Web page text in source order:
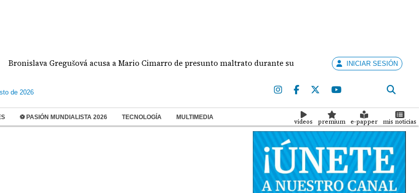
Gregušová acusa a Mario Cimarro de presunto maltrato durante su relación Concurso Artistas
INICIAR SESIÓN
de 2026
⚽ PASIÓN MUNDIALISTA 2026 TECNOLOGÍA MULTIMEDIA
videos premium e-papper mis noticias